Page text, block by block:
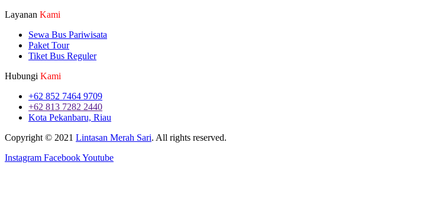
Layanan Kami
Sewa Bus Pariwisata
Paket Tour
Tiket Bus Reguler
Hubungi Kami
+62 852 7464 9709
+62 813 7282 2440
Kota Pekanbaru, Riau
Copyright © 2021 Lintasan Merah Sari. All rights reserved.
Instagram FacebookYoutube